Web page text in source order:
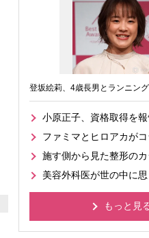
登坂絵莉、4歳長男とランニング
小原正子、資格取得を
ファミマとヒロアカが
施す側から見た整形の
美容外科医が世の中に思
もっと見